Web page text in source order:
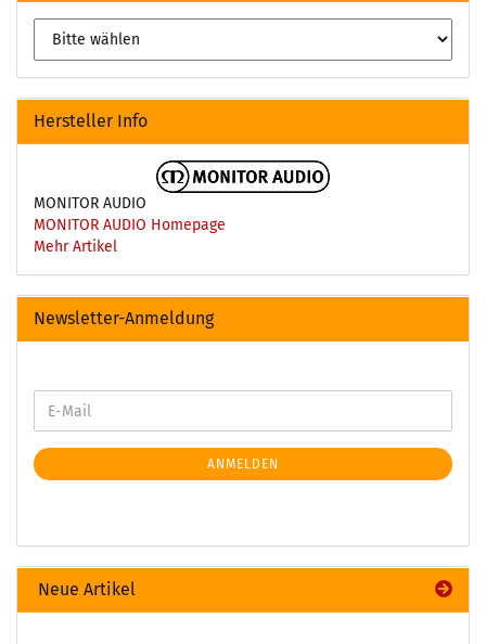
Hersteller Info
MONITOR AUDIO
MONITOR AUDIO Homepage
Mehr Artikel
Newsletter-Anmeldung
ANMELDEN
Neue Artikel